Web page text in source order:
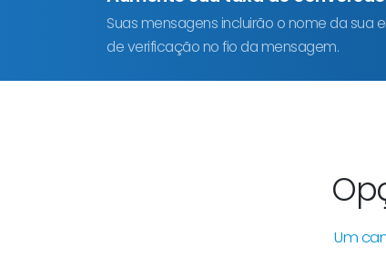
Suas mensagens incluirão o nome da
de verificação no fio da mensagem.
Um